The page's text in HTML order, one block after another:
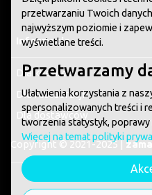
Informacje
Dla klientów
Dla restauracji
Dla dostawców
Copyright © 2021-2025 |
przetwarzaniu Twoich
najwyższym poziomie i
wyświetlane treści.
Przetwarzamy
Ułatwienia korzystania z
spersonalizowanych treści i
tworzenia statystyk,
Więcej na temat polityki